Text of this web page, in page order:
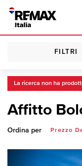
FILTRI
La ricerca non ha
Affitto
Ordina per